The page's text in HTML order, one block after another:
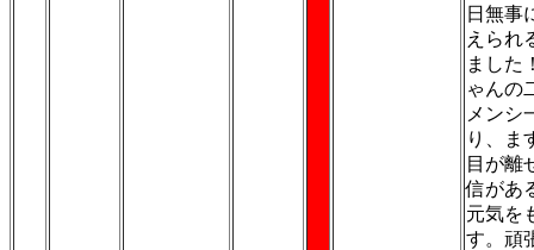
日無事
えられ
ました
ゃんの
メンシ
り、ま
目が離
信があ
元気を
す。頑